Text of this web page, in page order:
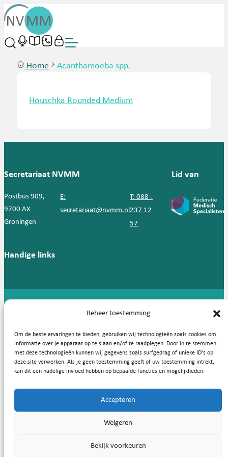
Beheer toestemming
Om de beste ervaringen te bieden, gebruiken wij technologieën zoals cookies om
informatie over je apparaat op te slaan en/of te raadplegen. Door in te stemmen
met deze technologieën kunnen wij gegevens zoals surfgedrag of unieke ID's op
deze site verwerken. Als je geen toestemming geeft of uw toestemming intrekt,
kan dit een nadelige invloed hebben op bepaalde functies en mogelijkheden.
Accepteren
Weigeren
Bekijk voorkeuren
Home Acanthamoeba spp.
Houschka Rounded Medium
Secretariaat NVMM
Postbus 909,
9700 AX
Groningen
E:
secretariaat@nvmm.nl
T: 088 -
237 12
57
Lid van
Handige links
Copyright © 2026, Nederlandse Vereniging voor Medische
Privacy statement Cookies